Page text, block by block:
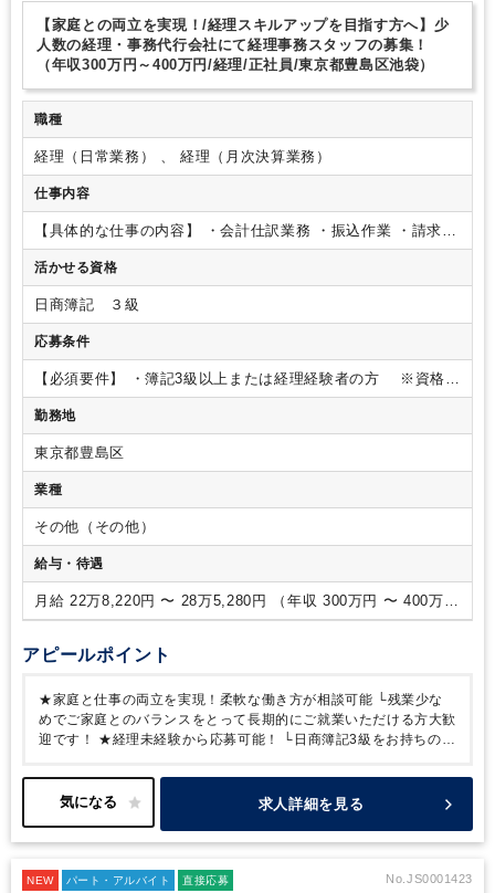
在宅ワーク制度あり 残業20時間未満 所定労働時間8時間未満
オフィスカジュアルOK 少人数の職場（所属部門の人数3人以下）
研修・資格取得支援 土日祝休み 完全週休2日制 年間休日120日以上
【家庭との両立を実現！/経理スキルアップを目指す方へ】少
人数の経理・事務代行会社にて経理事務スタッフの募集！
（年収300万円～400万円/経理/正社員/東京都豊島区池袋）
職種
経理（日常業務） 、 経理（月次決算業務）
仕事内容
【具体的な仕事の内容】 ・会計仕訳業務 ・振込作業 ・請求書
の発行やファイリングなど。 ※お客様とチャットやオンライ
ンミーティングなどでのやり取りが発生する場合があります。
活かせる資格
日商簿記 ３級
応募条件
【必須要件】 ・簿記3級以上または経理経験者の方 ※資格が
あれば業務未経験OK・Googleスプレッドシートなど基本的な
PC操作が出来る方
かな事に気づくことができる方
勤務地
東京都豊島区
業種
その他（その他）
給与・待遇
月給 22万8,220円 〜 28万5,280円 （年収 300万円 〜 400万
円）
アピールポイント
★家庭と仕事の両立を実現！柔軟な働き方が相談可能 └残業少な
めでご家庭とのバランスをとって長期的にご就業いただける方大歓
迎です！
★経理未経験から応募可能！
└日商簿記3級をお持ちの方
求人詳細を見る
NEW パート・アルバイト 直接応募 No.JS0001423